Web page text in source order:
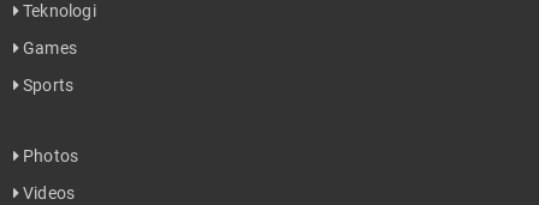
Teknologi
Games
Sports
Photos
Videos